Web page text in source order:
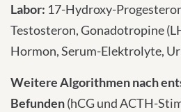
Labor: 17-Hydroxy-
Testosteron, Gonadotropine
Hormon, Serum-Elektrolyte,
Weitere Algorithmen nach
Befunden(hCG und ACTH-